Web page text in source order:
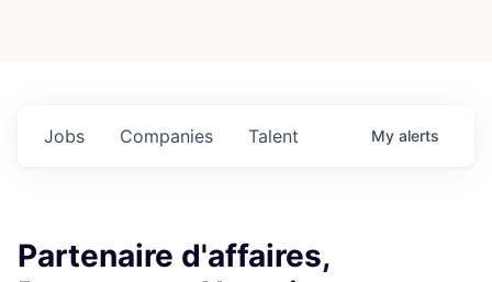
Jobs Companies Talent My alerts
Partenaire d'affaires,